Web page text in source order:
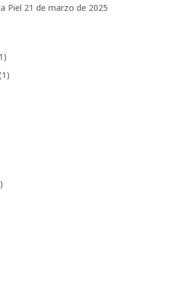
Piel 21 de marzo de 2025